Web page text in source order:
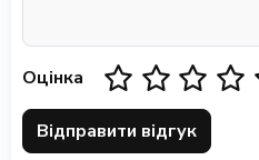
Оцінка
Відправити відгук